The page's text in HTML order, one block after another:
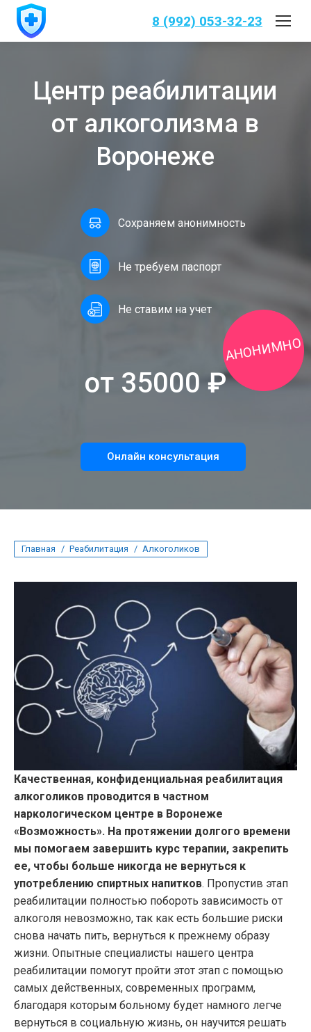
8 (992) 053-32-23
Центр реабилитации
от алкоголизма в
Воронеже
Онлайн консультация
от 35000 ₽
Сохраняем анонимность
Не требуем паспорт
Не ставим на учет
АНОНИМНО
Вы здесь:
Главная Реабилитация Алкоголиков
Качественная, конфиденциальная реабилитация
алкоголиков проводится в частном
наркологическом центре в Воронеже
«Возможность». На протяжении долгого времени
мы помогаем завершить курс терапии, закрепить
ее, чтобы больше никогда не вернуться к
употреблению спиртных напитков. Пропустив этап
реабилитации полностью побороть зависимость от
алкоголя невозможно, так как есть большие риски
снова начать пить, вернуться к прежнему образу
жизни. Опытные специалисты нашего центра
реабилитации помогут пройти этот этап с помощью
самых действенных, современных программ,
благодаря которым больному будет намного легче
вернуться в социальную жизнь, он научится решать